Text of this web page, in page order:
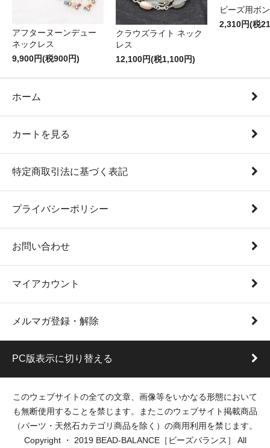
アフターヌーンデュー
ネックレス
9,900円(税900円)
クラウズライト ネック
レス
12,100円(税1,100円)
ビーズ用ボ
2,310円(税
ホーム
カートを見る
特定商取引法に基づく表記
プライバシーポリシー
お問い合わせ
マイアカウント
メルマガ登録・解除
PC版表示に切り替える
このウェブサイトの全ての文章、画像等をいかなる形態において
も無断使用することを禁じます。またこのウェブサイト掲載商品
（パーツ・天然石カテゴリ商品を除く）の商用利用を禁じます。
Copyright ・ 2019 BEAD-BALANCE［ビーズバランス］ All